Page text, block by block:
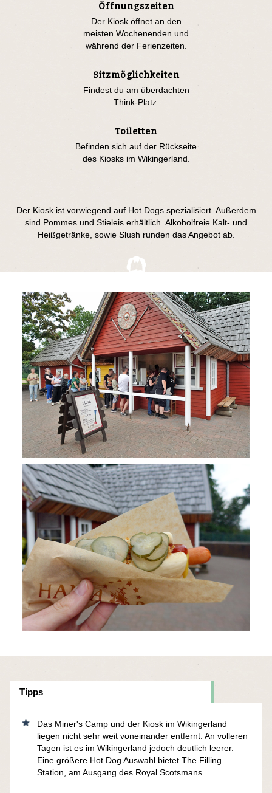
Öffnungszeiten
Der Kiosk öffnet an den
meisten Wochenenden und
während der Ferienzeiten.
Sitzmöglichkeiten
Findest du am überdachten
Think-Platz.
Toiletten
Befinden sich auf der Rückseite
des Kiosks im Wikingerland.
Der Kiosk ist vorwiegend auf Hot Dogs spezialisiert. Außerdem
sind Pommes und Stieleis erhältlich. Alkoholfreie Kalt- und
Heißgetränke, sowie Slush runden das Angebot ab.
Tipps
Das Miner's Camp und der Kiosk im Wikingerland
liegen nicht sehr weit voneinander entfernt. An volleren
Tagen ist es im Wikingerland jedoch deutlich leerer.
Eine größere Hot Dog Auswahl bietet The Filling
Station, am Ausgang des Royal Scotsmans.